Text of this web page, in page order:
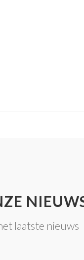
laatste nieuws